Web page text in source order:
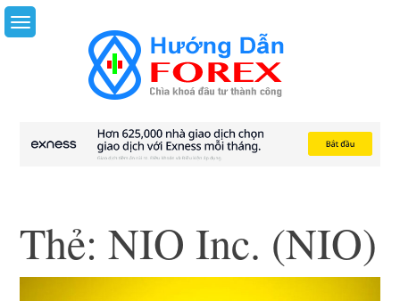
Skip
to
Thẻ:NIO Inc. (NIO)